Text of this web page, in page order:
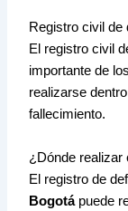
Registro civil de
El registro civil
importante de
realizarse
fallecimiento.
¿Dónde realizar
El registro de
Bogotápuede